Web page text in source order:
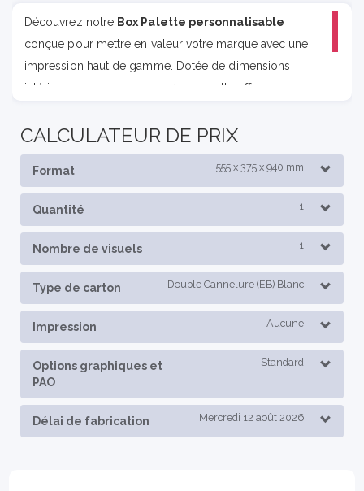
Découvrez notre Box Palette personnalisable
conçue pour mettre en valeur votre marque avec une
impression haut de gamme. Dotée de dimensions
intérieures de 550 x 370 x 940 mm, elle offre un espace
CALCULATEUR DE PRIX
Format 555 x 375 x 940 mm
Quantité 1
Nombre de visuels 1
Type de carton Double Cannelure (EB) Blanc
Impression Aucune
Options graphiques et
PAO
Standard
Délai de fabrication Mercredi 12 août 2026